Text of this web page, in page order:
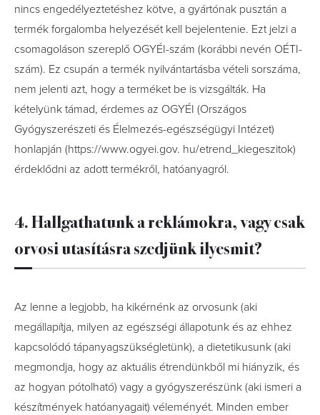
nincs engedélyeztetéshez kötve, a gyártónak pusztán a
termék forgalomba helyezését kell bejelentenie. Ezt jelzi a
csomagoláson szereplő OGYÉI-szám (korábbi nevén OÉTI-
szám). Ez csupán a termék nyilvántartásba vételi sorszáma,
nem jelenti azt, hogy a terméket be is vizsgálták. Ha
kételyünk támad, érdemes az OGYÉI (Országos
Gyógyszerészeti és Élelmezés-egészségügyi Intézet)
honlapján (https://www.ogyei.gov. hu/etrend_kiegeszitok)
érdeklődni az adott termékről, hatóanyagról.
4. Hallgathatunk a reklámokra, vagy csak
orvosi utasításra szedjünk ilyesmit?
Az lenne a legjobb, ha kikérnénk az orvosunk (aki
megállapítja, milyen az egészségi állapotunk és az ehhez
kapcsolódó tápanyagszükségletünk), a dietetikusunk (aki
megmondja, hogy az aktuális étrendünkből mi hiányzik, és
az hogyan pótolható) vagy a gyógyszerészünk (aki ismeri a
készítmények hatóanyagait) véleményét. Minden ember